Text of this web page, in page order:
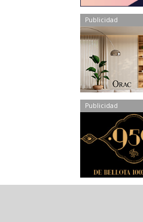
Publicidad
Publicidad